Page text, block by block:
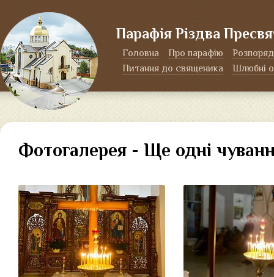
Парафія Різдва
Головна Про парафію
Питання до священика
Шлюбні
Фотогалерея - Ще одні